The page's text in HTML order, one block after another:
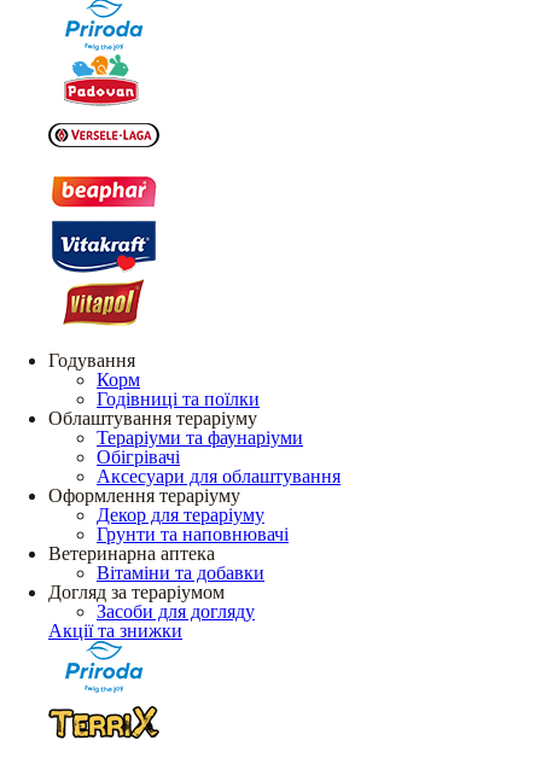
Годування
Корм
Годівниці та поїлки
Облаштування тераріуму
Тераріуми та фаунаріуми
Обігрівачі
Аксесуари для облаштування
Оформлення тераріуму
Декор для тераріуму
Грунти та наповнювачі
Ветеринарна аптека
Вітаміни та добавки
Догляд за тераріумом
Засоби для догляду
Акції та знижки